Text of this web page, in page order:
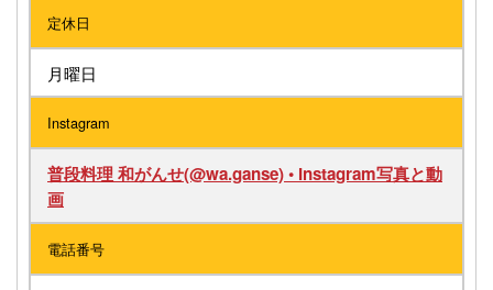
定休日
月曜日
Instagram
普段料理 和がんせ(@wa.ganse) • Instagram写真と動
画
電話番号